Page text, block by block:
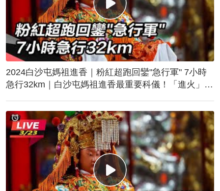
2024白沙屯媽祖進香｜粉紅超跑回鑾"急行軍" 7小時
急行32km｜白沙屯媽祖進香最重要科儀！「進火」儀